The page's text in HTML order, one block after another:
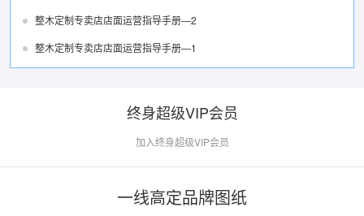
整木定制专卖店店面运营指导手册—2
整木定制专卖店店面运营指导手册—1
终身超级VIP会员
加入终身超级VIP会员
一线高定品牌图纸